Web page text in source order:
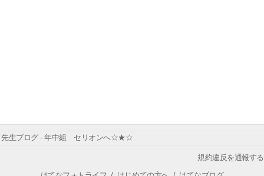
先生ブログ - 年中組 セリオンへ☆★☆
規約違反を通報する